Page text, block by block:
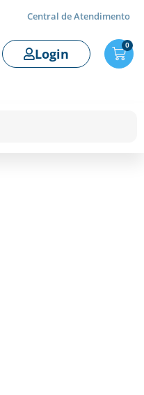
Central de Atendimento
Login
0